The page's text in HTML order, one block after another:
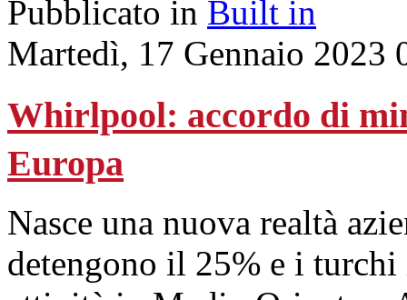
Pubblicato in Built in
Martedì, 17 Gennaio 2023
Whirlpool: accordo di
Europa
Nasce una nuova realtà
detengono il 25% e i